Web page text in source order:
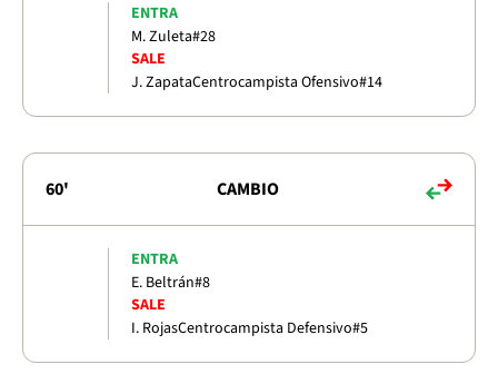
ENTRA
M. Zuleta#28
SALE
J. ZapataCentrocampista Ofensivo#14
60' CAMBIO
ENTRA
E. Beltrán#8
SALE
I. RojasCentrocampista Defensivo#5